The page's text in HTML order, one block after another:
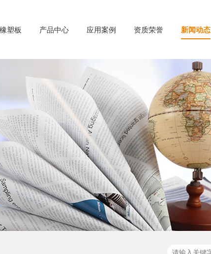
塑板 产品中心 应用案例 资质荣誉 新闻动态